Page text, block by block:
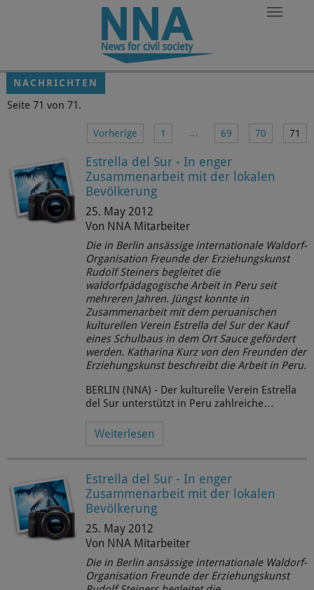
Zum Hauptinhalt springen
NACHRICHTEN
Seite 71 von 71.
Vorherige 1 69 70 71
Estrella del Sur - In enger
Zusammenarbeit mit der lokalen
Bevölkerung
25. May 2012
Von NNA Mitarbeiter
Die in Berlin ansässige internationale Waldorf-
Organisation Freunde der Erziehungskunst
Rudolf Steiners begleitet die
waldorfpädagogische Arbeit in Peru seit
mehreren Jahren. Jüngst konnte in
Zusammenarbeit mit dem peruanischen
kulturellen Verein Estrella del Sur der Kauf
eines Schulbaus in dem Ort Sauce gefördert
werden. Katharina Kurzvon den Freunden der
Erziehungskunst beschreibt die Arbeit in Peru.
BERLIN (NNA) - Der kulturelle Verein Estrella
del Sur unterstützt in Peru zahlreiche…
Weiterlesen
Estrella del Sur - In enger
Zusammenarbeit mit der lokalen
Bevölkerung
25. May 2012
Von NNA Mitarbeiter
Die in Berlin ansässige internationale Waldorf-
Organisation Freunde der Erziehungskunst